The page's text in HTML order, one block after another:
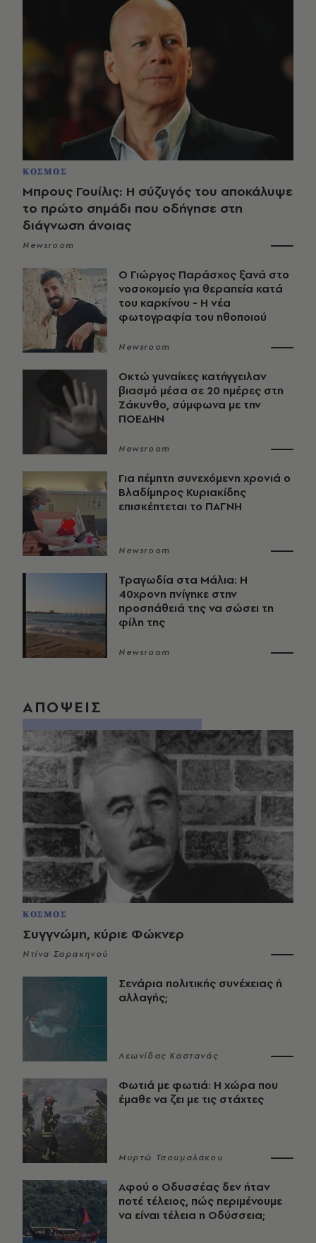
ΚΟΣΜΟΣ
Μπρους Γουίλις: Η σύζυγός του αποκάλυψε
το πρώτο σημάδι που οδήγησε στη
διάγνωση άνοιας
Newsroom
O Γιώργος Παράσχος ξανά στο
νοσοκομείο για θεραπεία κατά
του καρκίνου - Η νέα
φωτογραφία του ηθοποιού
Newsroom
Οκτώ γυναίκες κατήγγειλαν
βιασμό μέσα σε 20 ημέρες στη
Ζάκυνθο, σύμφωνα με την
ΠΟΕΔΗΝ
Newsroom
Για πέμπτη συνεχόμενη χρονιά ο
Βλαδίμηρος Κυριακίδης
επισκέπτεται το ΠΑΓΝΗ
Newsroom
Τραγωδία στα Μάλια: Η
40χρονη πνίγηκε στην
προσπάθειά της να σώσει τη
φίλη της
Newsroom
ΑΠΟΨΕΙΣ
ΚΟΣΜΟΣ
Συγγνώμη, κύριε Φώκνερ
Ντίνα Σαρακηνού
Σενάρια πολιτικής συνέχειας ή
αλλαγής;
Λεωνίδας Καστανάς
Φωτιά με φωτιά: Η χώρα που
έμαθε να ζει με τις στάχτες
Μυρτώ Τσουμαλάκου
Αφού ο Οδυσσέας δεν ήταν
ποτέ τέλειος, πώς περιμένουμε
να είναι τέλεια η Οδύσσεια;